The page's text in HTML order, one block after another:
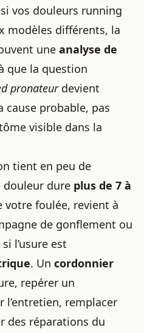
vos douleurs running
modèles différents, la
une analyse de
que la question
pronateurdevient
cause probable, pas
visible dans la
tient en peu de
douleur dure plus de 7 à
votre foulée, revient à
de gonflement ou
l’usure est
. Un cordonnier
repérer un
l’entretien, remplacer
des réparations du